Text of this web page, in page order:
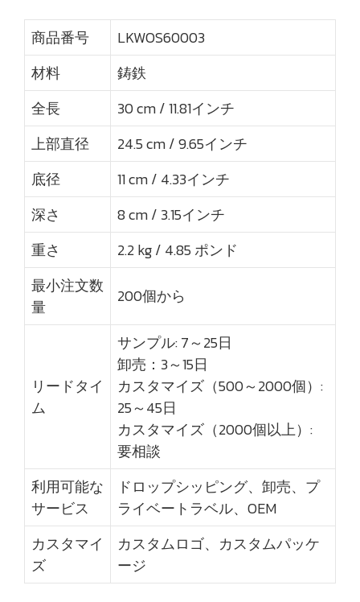
商品番号
LKWOS60003
材料
鋳鉄
全長
30 cm / 11.81インチ
上部直径
24.5 cm / 9.65インチ
底径
11 cm / 4.33インチ
深さ
8 cm / 3.15インチ
重さ
2.2 kg / 4.85 ポンド
最小注文数
量
200個から
リードタイ
ム
サンプル: 7～25日
卸売：3～15日
カスタマイズ（500～2000個）:
25～45日
カスタマイズ（2000個以上）:
要相談
利用可能な
サービス
ドロップシッピング、卸売、プ
ライベートラベル、OEM
カスタマイ
ズ
カスタムロゴ、カスタムパッケ
ージ